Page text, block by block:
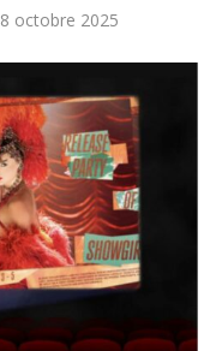
8 octobre 2025